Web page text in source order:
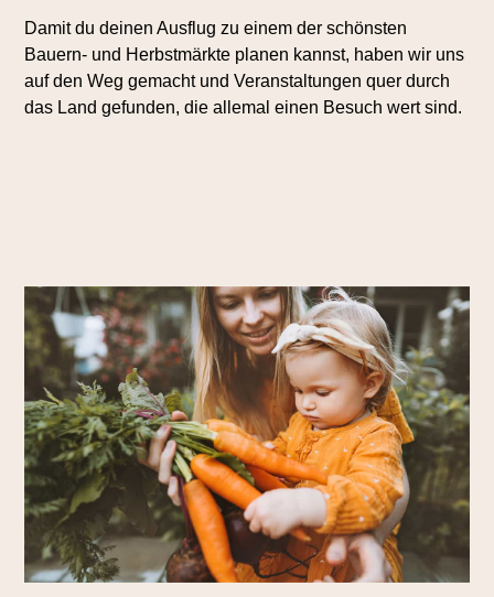
Damit du deinen Ausflug zu einem der schönsten
Bauern- und Herbstmärkte planen kannst, haben wir uns
auf den Weg gemacht und Veranstaltungen quer durch
das Land gefunden, die allemal einen Besuch wert sind.